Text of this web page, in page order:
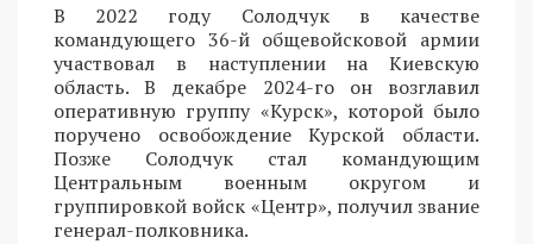
В 2022 году Солодчук в качестве
командующего 36-й общевойсковой армии
участвовал в наступлении на Киевскую
область. В декабре 2024-го он возглавил
оперативную группу «Курск», которой было
поручено освобождение Курской области.
Позже Солодчук стал командующим
Центральным военным округом и
группировкой войск «Центр», получил звание
генерал-полковника.